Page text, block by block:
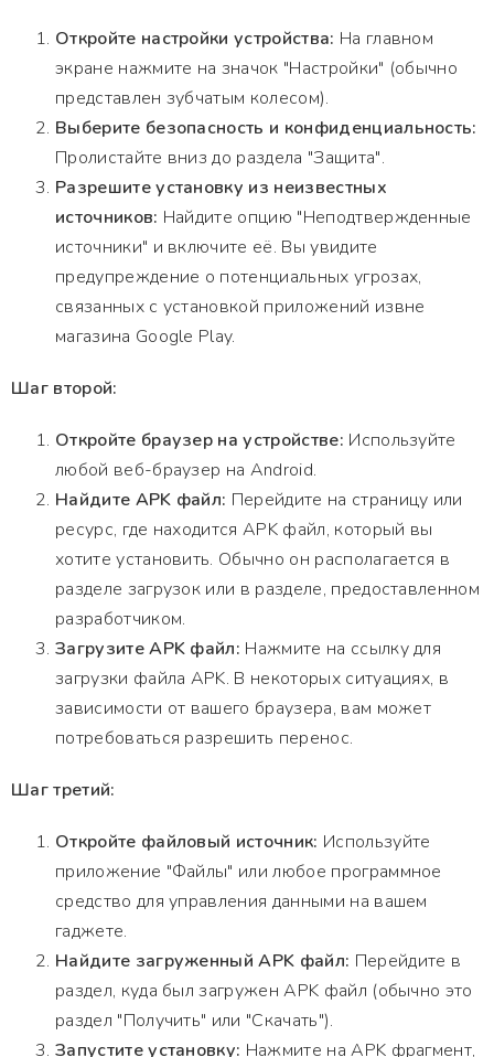
Откройте настройки устройства: На главном
экране нажмите на значок "Настройки" (обычно
представлен зубчатым колесом).
Выберите безопасность и конфиденциальность:
Пролистайте вниз до раздела "Защита".
Разрешите установку из неизвестных
источников: Найдите опцию "Неподтвержденные
источники" и включите её. Вы увидите
предупреждение о потенциальных угрозах,
связанных с установкой приложений извне
магазина Google Play.
Шаг второй:
Откройте браузер на устройстве: Используйте
любой веб-браузер на Android.
Найдите APK файл: Перейдите на страницу или
ресурс, где находится APK файл, который вы
хотите установить. Обычно он располагается в
разделе загрузок или в разделе, предоставленном
разработчиком.
Загрузите APK файл: Нажмите на ссылку для
загрузки файла APK. В некоторых ситуациях, в
зависимости от вашего браузера, вам может
потребоваться разрешить перенос.
Шаг третий:
Откройте файловый источник: Используйте
приложение "Файлы" или любое программное
средство для управления данными на вашем
гаджете.
Найдите загруженный APK файл: Перейдите в
раздел, куда был загружен APK файл (обычно это
раздел "Получить" или "Скачать").
Запустите установку: Нажмите на APK фрагмент,